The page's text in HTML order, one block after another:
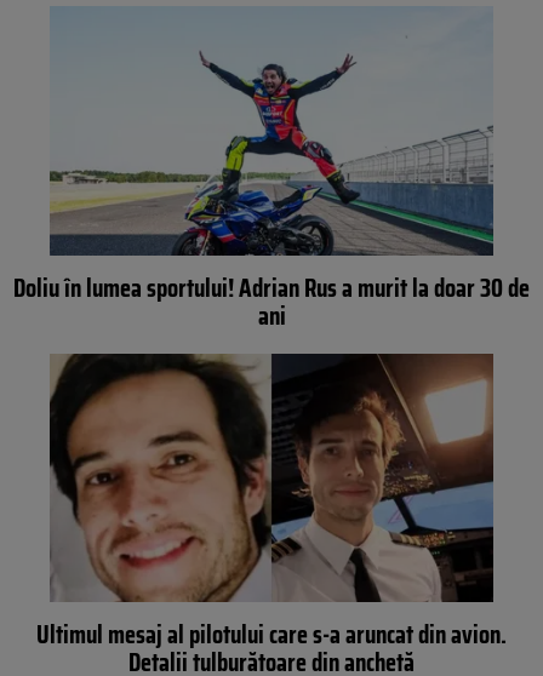
Doliu în lumea sportului! Adrian Rus a murit la doar 30 de
ani
Ultimul mesaj al pilotului care s-a aruncat din avion.
Detalii tulburătoare din anchetă